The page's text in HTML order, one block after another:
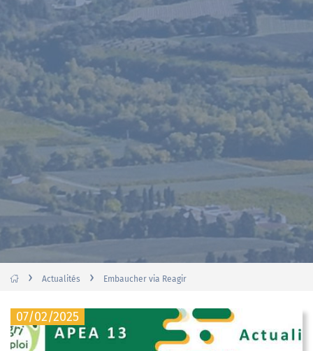
› Actualités › Embaucher via Reagir
07/02/2025